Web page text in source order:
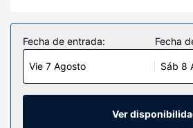
Te sentirás como en tu propia casa
habitaciones con aire acondicionado.
gratis te mantendrá en contacto con
podrás disfrutar de canales por
está provisto de ducha y bañera
comodidades, se incluyen caja
teléfono con y llamadas locales
Fecha de entrada:
Vie 7 Agosto
Fecha
Sáb 8
Ver